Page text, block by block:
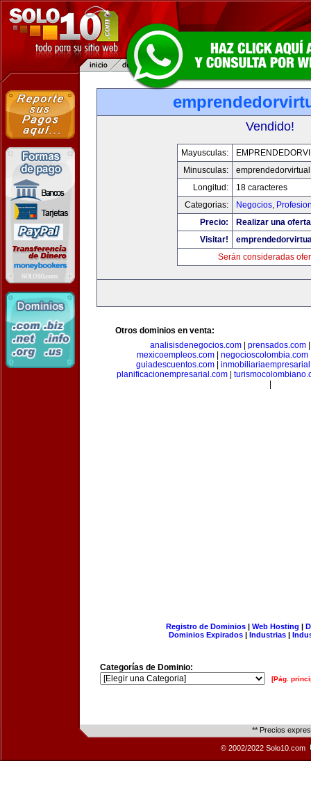
Vendido!
Mayusculas:
Minusculas:
Longitud:
18 caracteres
Categorias:
Negocios,
Precio:
Realizar una
Visitar!
Serán consideradas
Otros dominios en venta:
analisisdenegocios.com
prensados.com
mexicoempleos.com
negocioscolombia.com
guiadescuentos.com
planificacionempresarial.com
Registro de Dominios| Web Hosting |
Dominios Expirados | Industrias |
Categorías de Dominio:
[Pág.
** Precios
© 2002/2022 Solo10.com